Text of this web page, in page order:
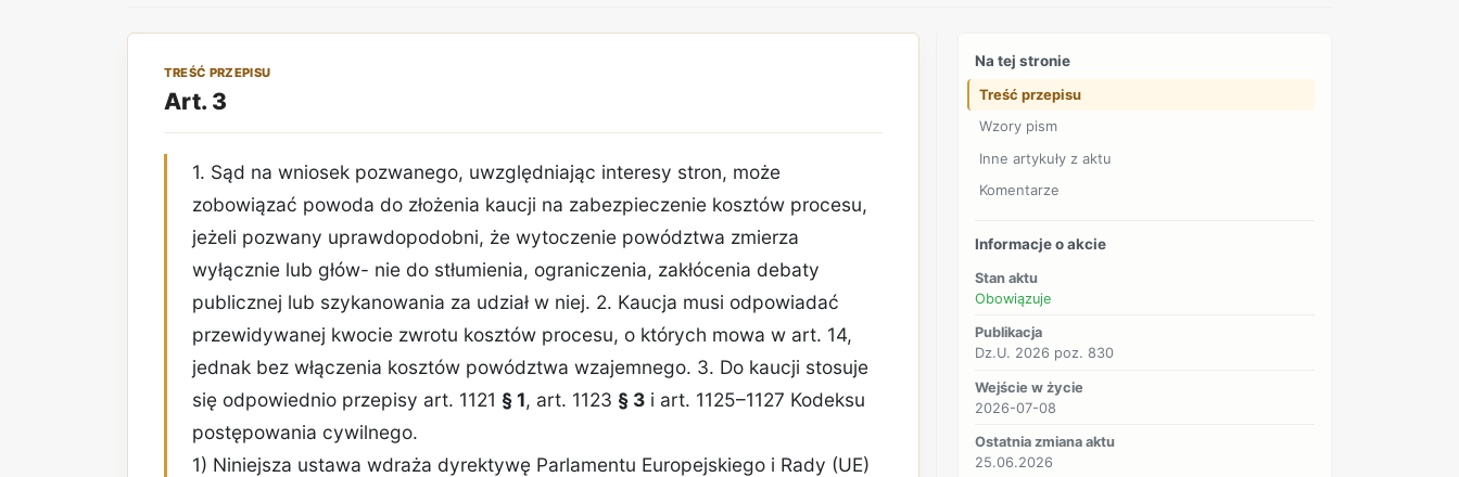
TREŚĆ PRZEPISU
Art. 3
1. Sąd na wniosek pozwanego, uwzględniając interesy stron, może
zobowiązać powoda do złożenia kaucji na zabezpieczenie kosztów procesu,
jeżeli pozwany uprawdopodobni, że wytoczenie powództwa zmierza
wyłącznie lub głów- nie do stłumienia, ograniczenia, zakłócenia debaty
publicznej lub szykanowania za udział w niej. 2. Kaucja musi odpowiadać
przewidywanej kwocie zwrotu kosztów procesu, o których mowa w art. 14,
jednak bez włączenia kosztów powództwa wzajemnego. 3. Do kaucji stosuje
się odpowiednio przepisy art. 1121 § 1, art. 1123 § 3i art. 1125–1127 Kodeksu
postępowania cywilnego.
1) Niniejsza ustawa wdraża dyrektywę Parlamentu Europejskiego i Rady (UE)
Na tej stronie
Treść przepisu
Wzory pism
Inne artykuły z aktu
Komentarze
Informacje o akcie
Stan aktu
Obowiązuje
Publikacja
Dz.U. 2026 poz. 830
Wejście w życie
2026-07-08
Ostatnia zmiana aktu
25.06.2026